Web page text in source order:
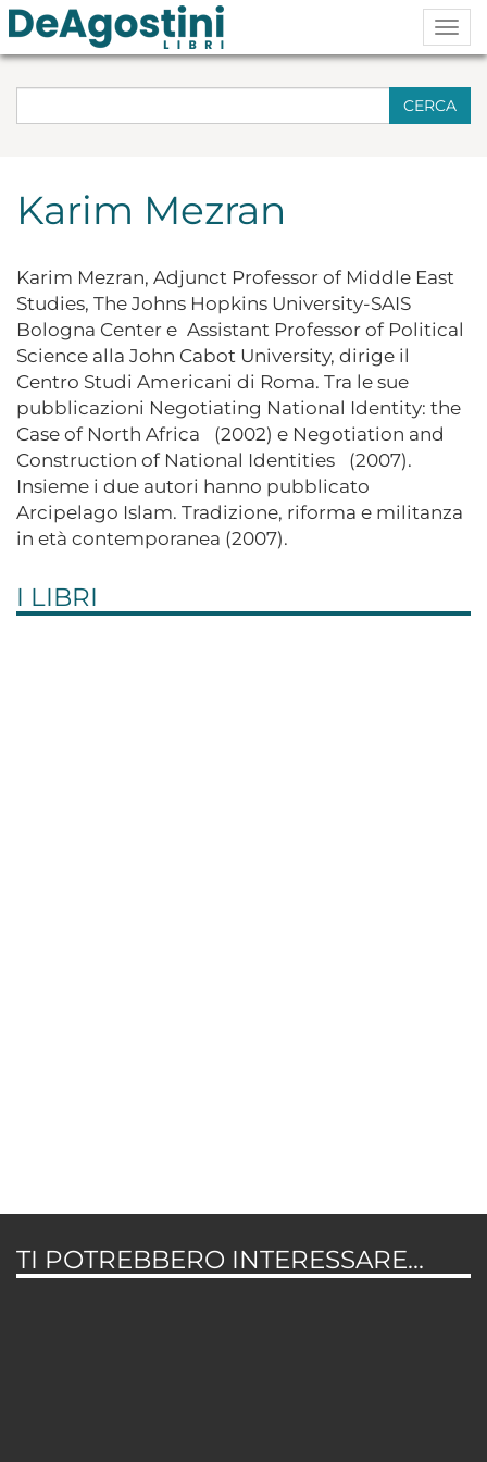
CERCA
Karim Mezran
Karim Mezran, Adjunct Professor of Middle East
Studies, The Johns Hopkins University-SAIS
Bologna Center e Assistant Professor of Political
Science alla John Cabot University, dirige il
Centro Studi Americani di Roma. Tra le sue
pubblicazioni Negotiating National Identity: the
Case of North Africa (2002) e Negotiation and
Construction of National Identities (2007).
Insieme i due autori hanno pubblicato
Arcipelago Islam. Tradizione, riforma e militanza
in età contemporanea (2007).
I LIBRI
TI POTREBBERO INTERESSARE...